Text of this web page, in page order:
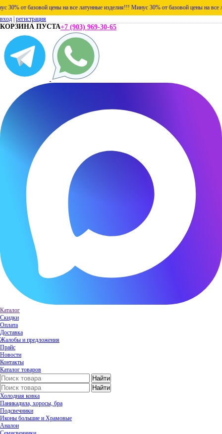
от базовой цены на все латунные изделия!!! Минус 30% от базовой цены на все
вход регистрация
КОРЗИНА ПУСТА+7 (903) 969-30-65
Каталог
Скидки
Оплата
Доставка
Жалобы и предложения
Прайс
Новости
Контакты
Каталог товаров
Холодная ковка
Паникадила, хоросы, бра
Подсвечники
Иконы большие и Храмовые
Аналои